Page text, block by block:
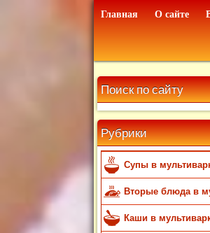
Главная О сайте
Поиск по сайту
Рубрики
Супы в
Вторые блюда в
Каши в